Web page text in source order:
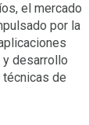
el mercado
por la
desarrollo
de